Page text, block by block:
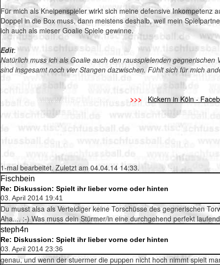
Für mich als Kneipenspieler wirkt sich meine defensive Inkompetenz
Doppel in die Box muss, dann meistens deshalb, weil mein
ich auch als mieser Goalie Spiele gewinne.
Edit:
Natürlich muss ich als Goalie auch den rausspielenden
sind insgesamt noch vier Stangen dazwischen. Fühlt sich für mich
.
.................................................................. >>>
Kickern in Köln -
.
1-mal bearbeitet. Zuletzt am 04.04.14 14:33.
Fischbein
Re: Diskussion: Spielt ihr lieber vorne oder hinten
03. April 2014 19:41
Du musst alsa als Verteidiger keine Torschüsse des gegnerischen
Aha.... :-) Was muss dein Stürmer/in eine durchgehend perfekt
steph4n
Re: Diskussion: Spielt ihr lieber vorne oder hinten
03. April 2014 23:36
genau, und wenn der stuermer die puppen nicht hoch nimmt spielt